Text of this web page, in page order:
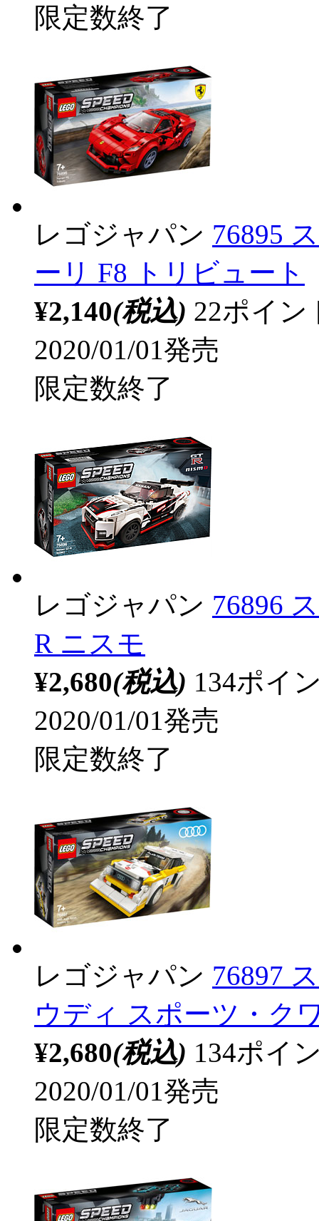
限定数終了
レゴジャパン 76895
ーリ F8 トリビュート
¥2,140(税込) 22ポイ
2020/01/01発売
限定数終了
レゴジャパン 76896
R ニスモ
¥2,680(税込) 134ポイ
2020/01/01発売
限定数終了
レゴジャパン 76897
ウディ スポーツ・ク
¥2,680(税込) 134ポイ
2020/01/01発売
限定数終了